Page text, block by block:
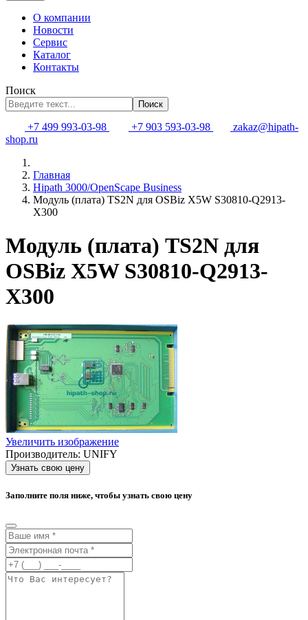
О компании
Новости
Сервис
Каталог
Контакты
Поиск
Поиск
+7 499 993-03-98 +7 903 593-03-98
zakaz@hipath-
shop.ru
Главная
Hipath 3000/OpenScape Business
Модуль (плата) TS2N для OSBiz X5W S30810-Q2913-
X300
Модуль (плата) TS2N для
OSBiz X5W S30810-Q2913-
X300
Увеличить изображение
Производитель: UNIFY
Узнать свою цену
Заполните поля ниже, чтобы узнать свою цену